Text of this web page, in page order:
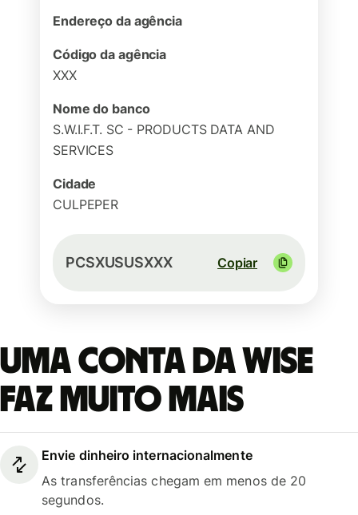
Endereço da agência
Código da agência
XXX
Nome do banco
S.W.I.F.T. SC - PRODUCTS DATA AND
SERVICES
Cidade
CULPEPER
PCSXUSUSXXX Copiar
Uma conta da Wise
faz muito mais
Envie dinheiro internacionalmente
As transferências chegam em menos de 20
segundos.